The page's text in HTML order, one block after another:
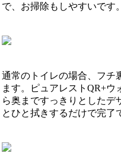
で、お掃除もしやすいです。
通常のトイレの場合、フチ
ます。ピュアレストQR+
ら奥まですっきりとしたデ
とひと拭きするだけで完了